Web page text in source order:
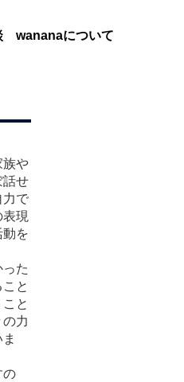
wananaについて
族や
話せ
力で
現
を
た
と
と
力
の